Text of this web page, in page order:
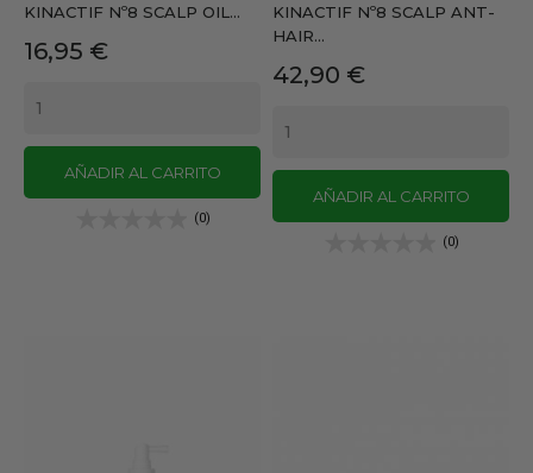
KINACTIF Nº8 SCALP OIL...
Precio
16,95 €
AÑADIR AL CARRITO
(0)
KINACTIF Nº8 SCALP ANT-
HAIR...
Precio
42,90 €
AÑADIR AL CARRITO
(0)